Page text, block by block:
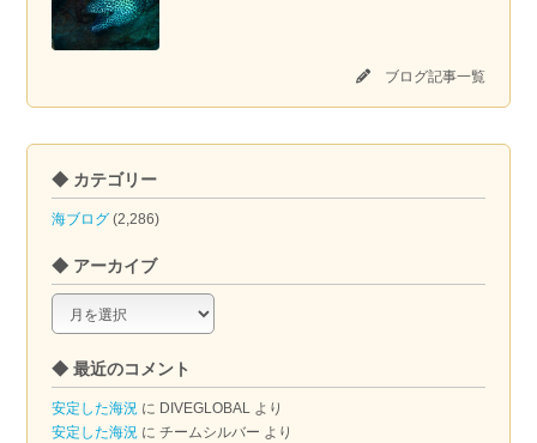
ブログ記事一覧
◆ カテゴリー
海ブログ (2,286)
◆ アーカイブ
◆
ア
カ
イ
ブ
◆ 最近のコメント
安定した海況 に DIVEGLOBAL より
安定した海況 にチームシルバー より